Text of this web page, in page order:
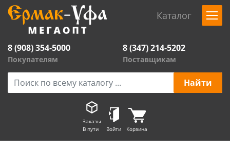
Каталог
8 (908) 354-5000
Покупателям
8 (347) 214-5202
Поставщикам
Заказы
В пути
Войти Корзина